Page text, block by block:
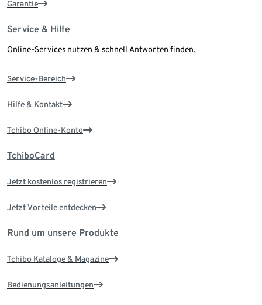
Garantie
Service & Hilfe
Online-Services nutzen & schnell Antworten finden.
Service-Bereich
Hilfe & Kontakt
Tchibo Online-Konto
TchiboCard
Jetzt kostenlos registrieren
Jetzt Vorteile entdecken
Rund um unsere Produkte
Tchibo Kataloge & Magazine
Bedienungsanleitungen